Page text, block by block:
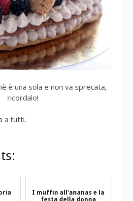
è una sola e non va sprecata,
ricordalo!
a tutti.
I muffin all'ananas e la
festa della donna